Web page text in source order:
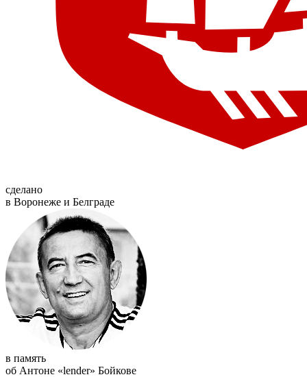
сделано
в Воронеже и Белграде
в память
об Антоне «lender» Бойкове